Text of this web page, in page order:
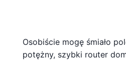
Osobiście mogę śmiało
potężny, szybki router